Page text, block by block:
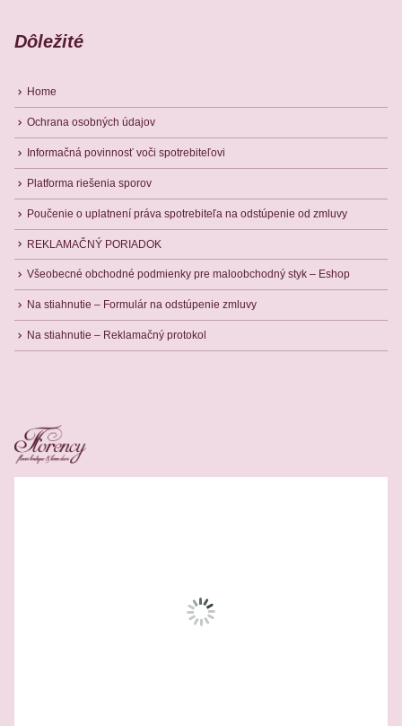
Dôležité
Home
Ochrana osobných údajov
Informačná povinnosť voči spotrebiteľovi
Platforma riešenia sporov
Poučenie o uplatnení práva spotrebiteľa na odstúpenie od zmluvy
REKLAMAČNÝ PORIADOK
Všeobecné obchodné podmienky pre maloobchodný styk – Eshop
Na stiahnutie – Formulár na odstúpenie zmluvy
Na stiahnutie – Reklamačný protokol